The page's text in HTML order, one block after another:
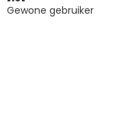
Gewone gebruiker